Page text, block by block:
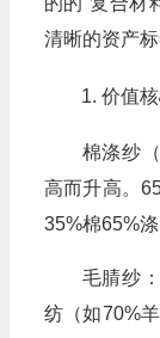
清晰的资产标
价值
棉涤纱
高而升高。
35%棉65%涤
毛腈纱
纺（如70%